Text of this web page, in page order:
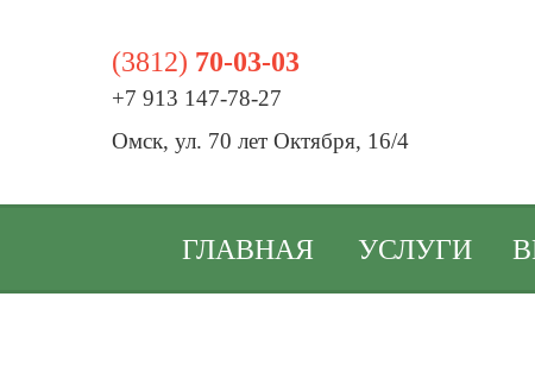
(3812) 70-03-03
+7 913 147-78-27
Омск, ул. 70 лет Октября, 16/4
ГЛАВНАЯ УСЛУГИ